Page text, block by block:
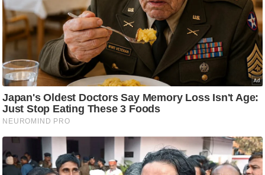
ध
र्म
ज्यो
ति
ष
प्र
भु
हि
मा